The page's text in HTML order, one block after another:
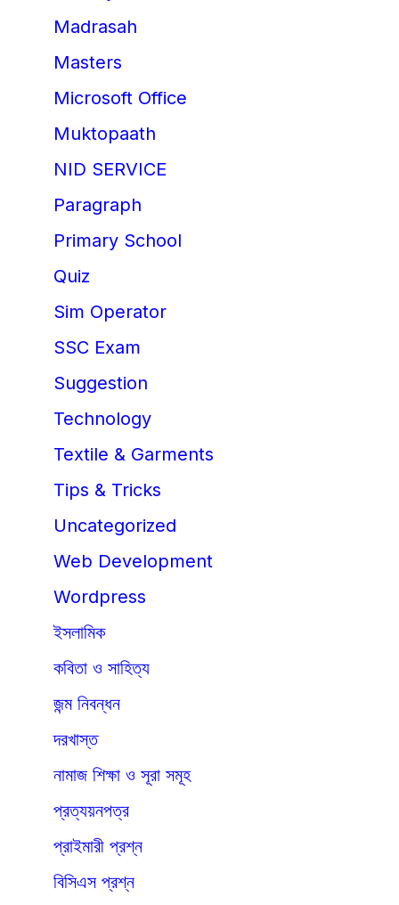
Madrasah
Masters
Microsoft Office
Muktopaath
NID SERVICE
Paragraph
Primary School
Quiz
Sim Operator
SSC Exam
Suggestion
Technology
Textile & Garments
Tips & Tricks
Uncategorized
Web Development
Wordpress
ইসলামিক
কবিতা ও সাহিত্য
জন্ম নিবন্ধন
দরখাস্ত
নামাজ শিক্ষা ও সূরা সমূহ
প্রত্যয়নপত্র
প্রাইমারী প্রশ্ন
বিসিএস প্রশ্ন